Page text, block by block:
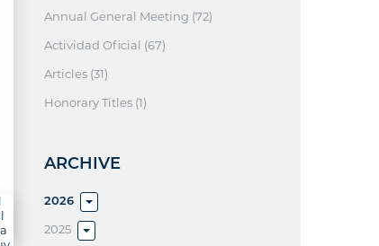
Annual General Meeting (72)
Actividad Oficial (67)
Articles (31)
Honorary Titles (1)
ARCHIVE
2026
2025